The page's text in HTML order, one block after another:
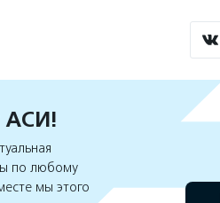
АСИ!
по любому
мы этого